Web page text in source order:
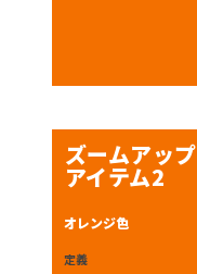
ズームアップ
アイテム2
オレンジ色
定義